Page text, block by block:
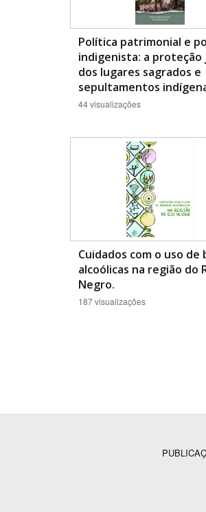
Política patrimonial e
indigenista: a proteção
dos lugares sagrados e
sepultamentos
44 visualizações
Cuidados com o uso de
alcoólicas na região do
Negro.
187 visualizações